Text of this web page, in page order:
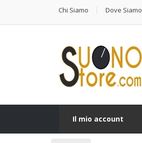
Chi Siamo Dove Siamo
Il mio account